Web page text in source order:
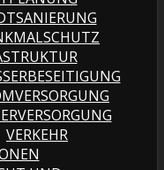
VERKEHR